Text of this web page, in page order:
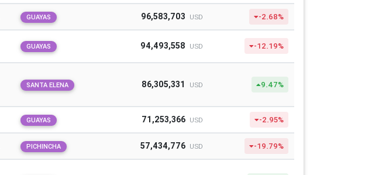
GUAYAS 96,583,703 USD -2.68%
GUAYAS 94,493,558 USD -12.19%
SANTA ELENA 86,305,331 USD 9.47%
GUAYAS 71,253,366 USD -2.95%
PICHINCHA 57,434,776 USD -19.79%